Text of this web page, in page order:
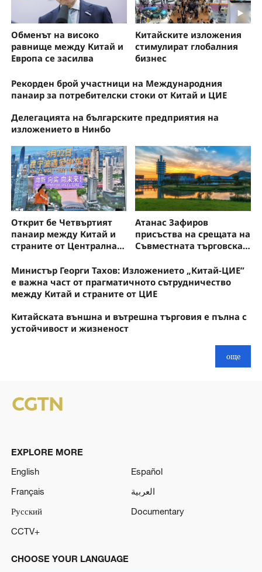
Обменът на високо
равнище между Китай и
Европа се засилва
Китайските изложения
стимулират глобалния
бизнес
Рекорден брой участници на Международния
панаир за потребителски стоки от Китай и ЦИЕ
Делегацията на българските предприятия на
изложението в Нинбо
Открит бе Четвъртият
панаир между Китай и
страните от Централна и
Атанас Зафиров
присъства на срещата на
Съвместната търговска
Нинбо
Министър Георги Тахов: Изложението „Китай-ЦИЕ”
е важна част от прагматичното сътрудничество
между Китай и страните от ЦИЕ
Китайската външна и вътрешна търговия е пълна с
устойчивост и жизненост
още
EXPLORE MORE
English
Español
Français
العربية
Русский
Documentary
CCTV+
CHOOSE YOUR LANGUAGE